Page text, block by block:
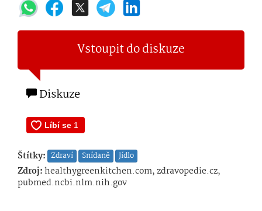
Vstoupit do diskuze
Diskuze
Štítky: Zdraví Snídaně Jídlo
Zdroj:healthygreenkitchen.com, zdravopedie.cz,
pubmed.ncbi.nlm.nih.gov